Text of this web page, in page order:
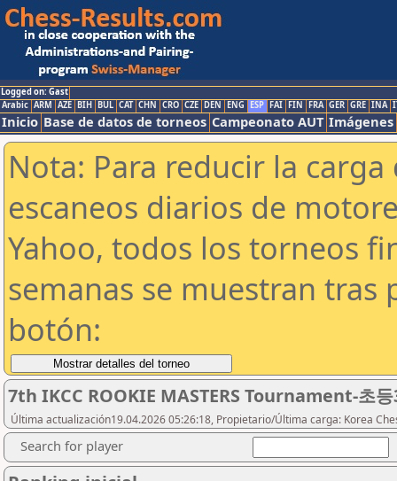
Logged on: Gast
Arabic ARM AZE BIH BUL CAT CHN CRO CZE DEN ENG ESP FAI FIN FRA GER GRE INA
Inicio Base de datos de torneos Campeonato AUT Imágenes
Nota: Para reducir la
escaneos diarios de
Yahoo, todos los torneos
semanas se muestran tras
botón:
7th IKCC ROOKIE MASTERS Tournament-초
Última actualización19.04.2026 05:26:18, Propietario/Última carga: Korea
Search for player